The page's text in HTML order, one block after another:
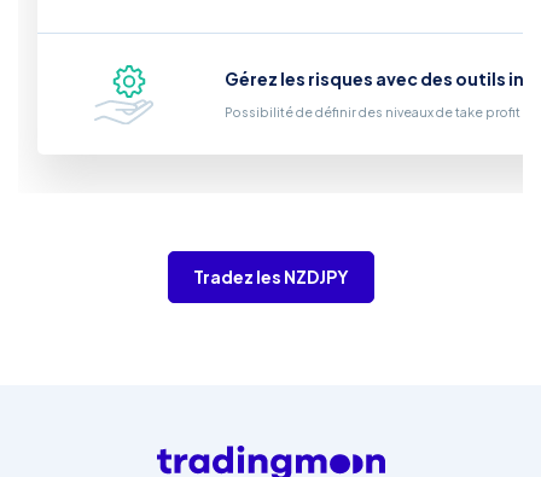
Gérez les risques avec des outils
Possibilité de définir des niveaux de take profit et
Tradez les NZDJPY